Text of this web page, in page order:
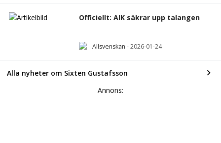
Officiellt: AIK säkrar upp talangen
Allsvenskan -2026-01-24
Alla nyheter om Sixten Gustafsson
Annons: